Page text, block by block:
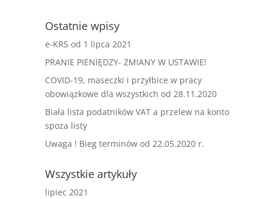
Ostatnie wpisy
e-KRS od 1 lipca 2021
PRANIE PIENIĘDZY- ZMIANY W USTAWIE!
COVID-19, maseczki i przyłbice w pracy
obowiązkowe dla wszystkich od 28.11.2020
Biała lista podatników VAT a przelew na konto
spoza listy
Uwaga ! Bieg terminów od 22.05.2020 r.
Wszystkie artykuły
lipiec 2021